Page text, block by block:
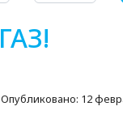
Опубликовано: 12